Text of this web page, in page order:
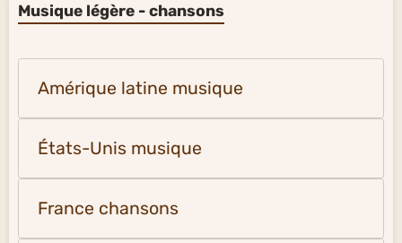
Musique légère - chansons
Amérique latine musique
États-Unis musique
France chansons